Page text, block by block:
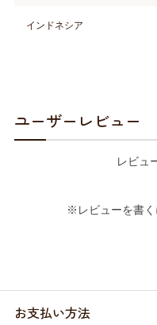
インドネシア
ユーザーレビュー
レビュ
※レビューを書く
お支払い方法